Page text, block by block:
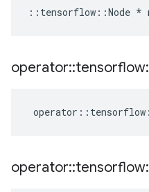
:: tensorflow ::Node *
operator::tensorflow
operator :: tensorflow
operator::tensorflow